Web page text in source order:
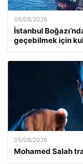
06/08/2026
İstanbul
geçebilmek için
05/08/2026
Mohamed Salah